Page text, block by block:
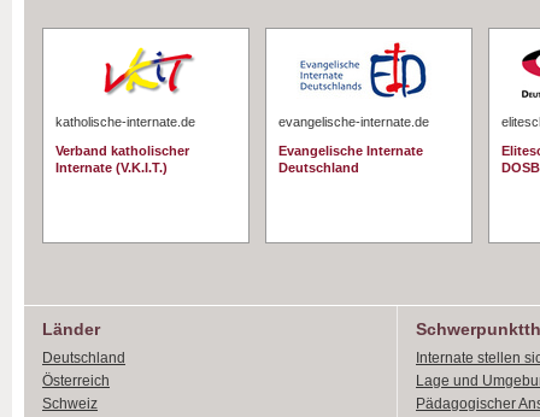
katholische-internate.de
Verband katholischer
Internate (V.K.I.T.)
evangelische-internate.de
Evangelische Internate
Deutschland
DOSB
Länder
Deutschland
Österreich
Schweiz
Internate stellen
Lage und
Pädagogischer